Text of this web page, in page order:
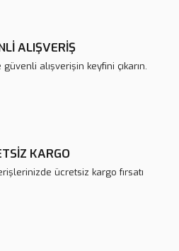
bulunuyor.
ALIŞVERİŞ
alışverişin keyfini çıkarın.
KARGO
ücretsiz kargo fırsatı